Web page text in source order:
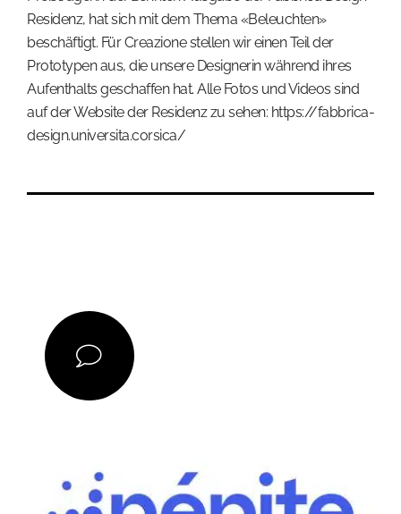
Residenz, hat sich mit dem Thema «Beleuchten»
beschäftigt. Für Creazione stellen wir einen Teil der
Prototypen aus, die unsere Designerin während ihres
Aufenthalts geschaffen hat. Alle Fotos und Videos sind
auf der Website der Residenz zu sehen: https://fabbrica-
design.universita.corsica/